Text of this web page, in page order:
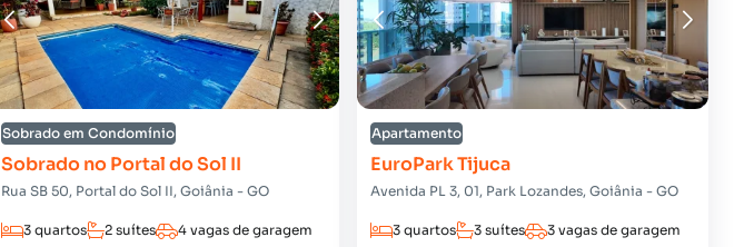
Sobrado em Condomínio
Sobrado no Portal do Sol II
Rua SB 50, Portal do Sol II, Goiânia - GO
3 quartos 2 suítes
4 vagas de garagem
Apartamento
EuroPark Tijuca
Avenida PL 3, 01, Park Lozandes, Goiânia - GO
3 quartos 3 suítes
3 vagas de garagem